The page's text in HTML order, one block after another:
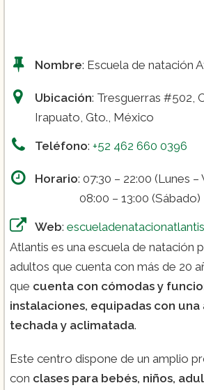
Nombre: Escuela de natación
Ubicación: Tresguerras #502,
Irapuato, Gto., México
Teléfono: +52 462 660 0396
Horario: 07:30 – 22:00 (Lunes –
08:00 – 13:00 (Sábado)
Web:
Atlantis es una escuela de natación
adultos que cuenta con más de 20
que cuenta con cómodas y
instalaciones, equipadas con
techada y aclimatada.
Este centro dispone de un amplio
con clases para bebés, niños,